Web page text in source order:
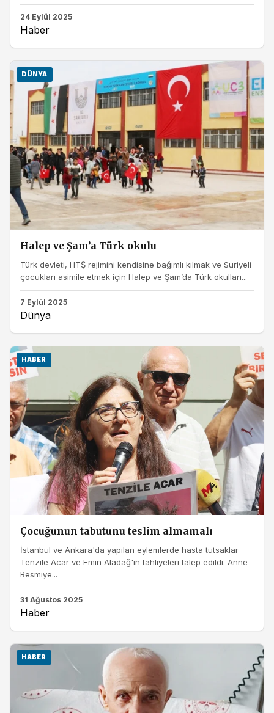
24 Eylül 2025
Haber
DÜNYA
Halep ve Şam’a Türk okulu
Türk devleti, HTŞ rejimini kendisine bağımlı kılmak ve Suriyeli
çocukları asimile etmek için Halep ve Şam’da Türk okulları...
7 Eylül 2025
Dünya
HABER
Çocuğunun tabutunu teslim almamalı
İstanbul ve Ankara'da yapılan eylemlerde hasta tutsaklar
Tenzile Acar ve Emin Aladağ'ın tahliyeleri talep edildi. Anne
Resmiye...
31 Ağustos 2025
Haber
HABER